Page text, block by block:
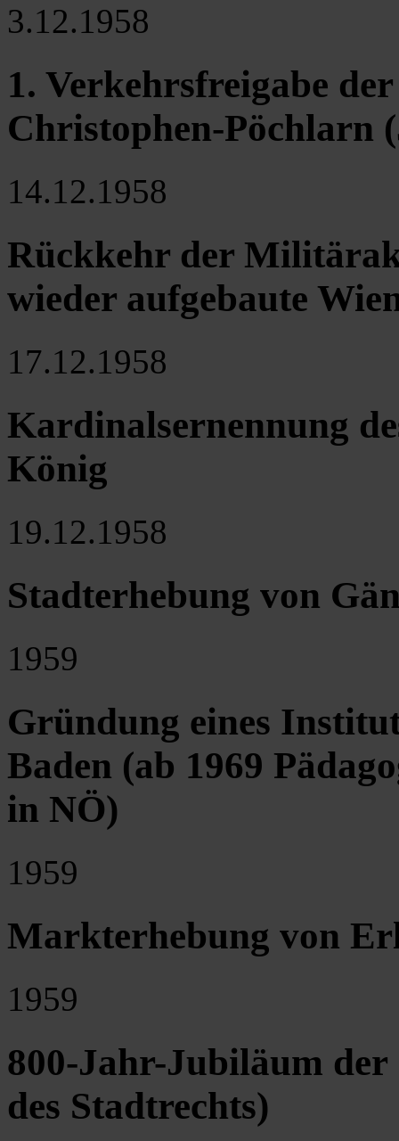
3.12.1958
1. Verkehrsfreigabe
Christophen-Pöchlarn
14.12.1958
Rückkehr der
wieder aufgebaute
17.12.1958
Kardinalsernennung
König
19.12.1958
Stadterhebung von
1959
Gründung eines
Baden (ab 1969
in NÖ)
1959
Markterhebung von
1959
800-Jahr-Jubiläum der
des Stadtrechts)